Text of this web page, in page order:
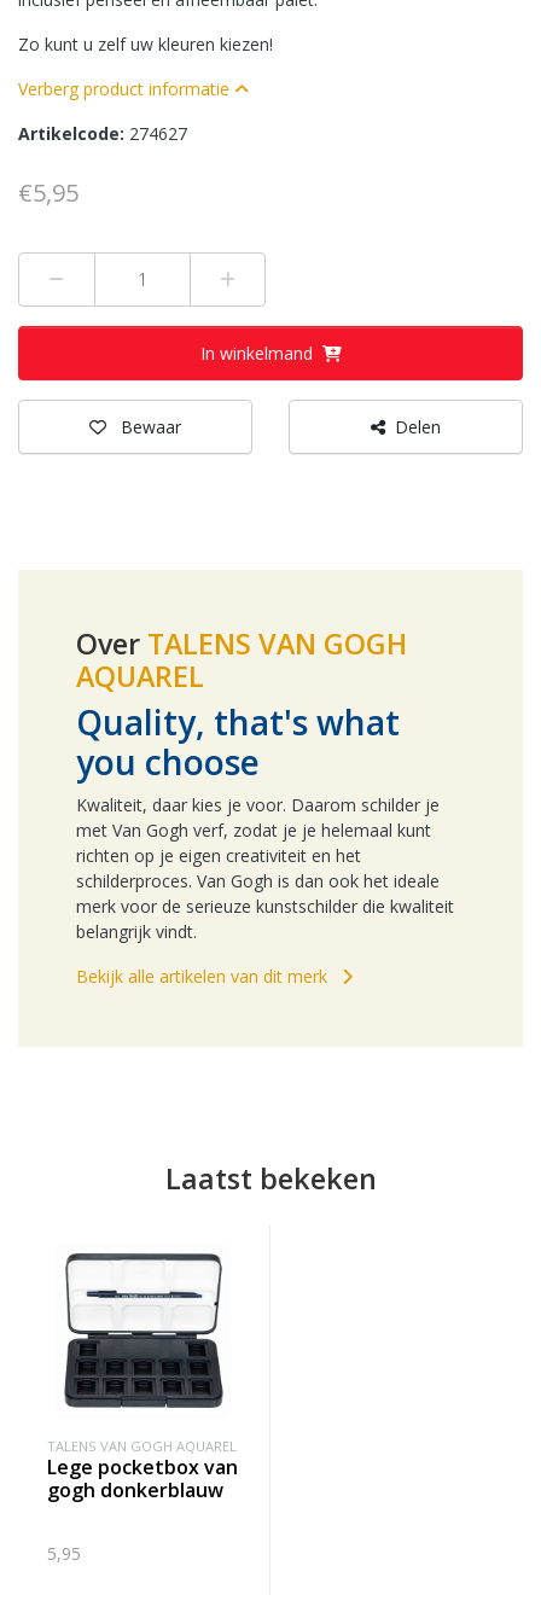
Zo kunt u zelf uw kleuren kiezen!
Verberg product informatie
Artikelcode: 274627
€5,95
In winkelmand
Bewaar Delen
Over TALENS VAN GOGH
AQUAREL
Quality, that's what
you choose
Kwaliteit, daar kies je voor. Daarom schilder je
met Van Gogh verf, zodat je je helemaal kunt
richten op je eigen creativiteit en het
schilderproces. Van Gogh is dan ook het ideale
merk voor de serieuze kunstschilder die kwaliteit
belangrijk vindt.
Bekijk alle artikelen van dit merk
Laatst bekeken
TALENS VAN GOGH AQUAREL
lege pocketbox van
gogh donkerblauw
5,95